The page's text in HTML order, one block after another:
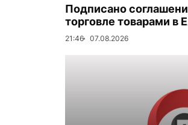
Подписано
торговле товарами в
21:46 07.08.2026